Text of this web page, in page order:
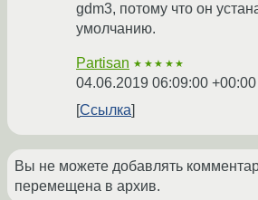
gdm3, потому что он
умолчанию.
Partisan ★★★★★
04.06.2019 06:09:00 +00:00
Ссылка
Вы не можете добавлять
перемещена в архив.